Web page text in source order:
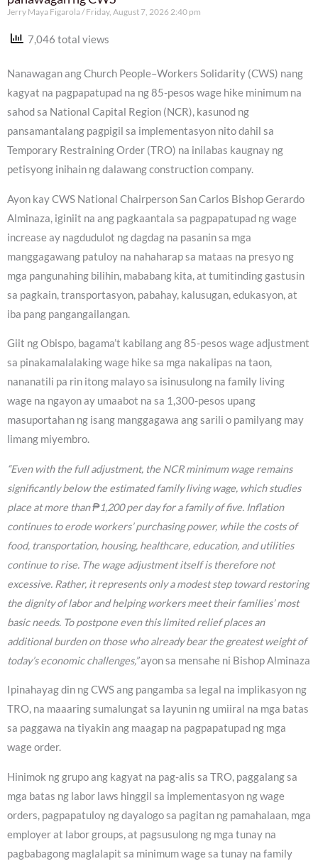
Jerry Maya Figarola Friday, August 7, 2026 2:40 pm
7,046 total views
Nanawagan ang Church People–Workers Solidarity (CWS) nang
kagyat na pagpapatupad na ng 85-pesos wage hike minimum na
sahod sa National Capital Region (NCR), kasunod ng
pansamantalang pagpigil sa implementasyon nito dahil sa
Temporary Restraining Order (TRO) na inilabas kaugnay ng
petisyong inihain ng dalawang construction company.
Ayon kay CWS National Chairperson San Carlos Bishop Gerardo
Alminaza, iginiit na ang pagkaantala sa pagpapatupad ng wage
increase ay nagdudulot ng dagdag na pasanin sa mga
manggagawang patuloy na nahaharap sa mataas na presyo ng
mga pangunahing bilihin, mababang kita, at tumitinding gastusin
sa pagkain, transportasyon, pabahay, kalusugan, edukasyon, at
iba pang pangangailangan.
Giit ng Obispo, bagama’t kabilang ang 85-pesos wage adjustment
sa pinakamalalaking wage hike sa mga nakalipas na taon,
nananatili pa rin itong malayo sa isinusulong na family living
wage na ngayon ay umaabot na sa 1,300-pesos upang
masuportahan ng isang manggagawa ang sarili o pamilyang may
limang miyembro.
“Even with the full adjustment, the NCR minimum wage remains
significantly below the estimated family living wage, which studies
place at more than ₱1,200 per day for a family of five. Inflation
continues to erode workers’ purchasing power, while the costs of
food, transportation, housing, healthcare, education, and utilities
continue to rise. The wage adjustment itself is therefore not
excessive. Rather, it represents only a modest step toward restoring
the dignity of labor and helping workers meet their families’ most
basic needs. To postpone even this limited relief places an
additional burden on those who already bear the greatest weight of
today’s economic challenges,”ayon sa mensahe ni Bishop Alminaza
Ipinahayag din ng CWS ang pangamba sa legal na implikasyon ng
TRO, na maaaring sumalungat sa layunin ng umiiral na mga batas
sa paggawa na tiyakin ang maagap na pagpapatupad ng mga
wage order.
Hinimok ng grupo ang kagyat na pag-alis sa TRO, paggalang sa
mga batas ng labor laws hinggil sa implementasyon ng wage
orders, pagpapatuloy ng dayalogo sa pagitan ng pamahalaan, mga
employer at labor groups, at pagsusulong ng mga tunay na
pagbabagong maglalapit sa minimum wage sa tunay na family